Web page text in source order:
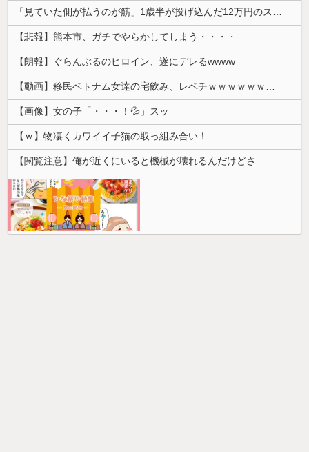
「見ていた側が払うのが筋」1歳半が投げ込んだ12万円のスマホ、半額提示した母親は冷たい？
【悲報】熊本市、ガチでやらかしてしまう・・・・
【朗報】ぐらんぶるのヒロイン、遂にデレるwwww
【動画】移民ベトナム女達の宅飲み、レベチｗｗｗｗｗｗｗｗｗｗｗｗｗｗｗｗｗｗｗｗｗｗｗｗ
【画像】女の子「・・・！💦」スッ
【ｗ】物凄くカワイイ子猫の取っ組み合い！
【閲覧注意】俺が近くにいると機械が壊れるんだけどさ